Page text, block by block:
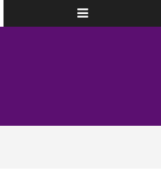
Toggle
navigation